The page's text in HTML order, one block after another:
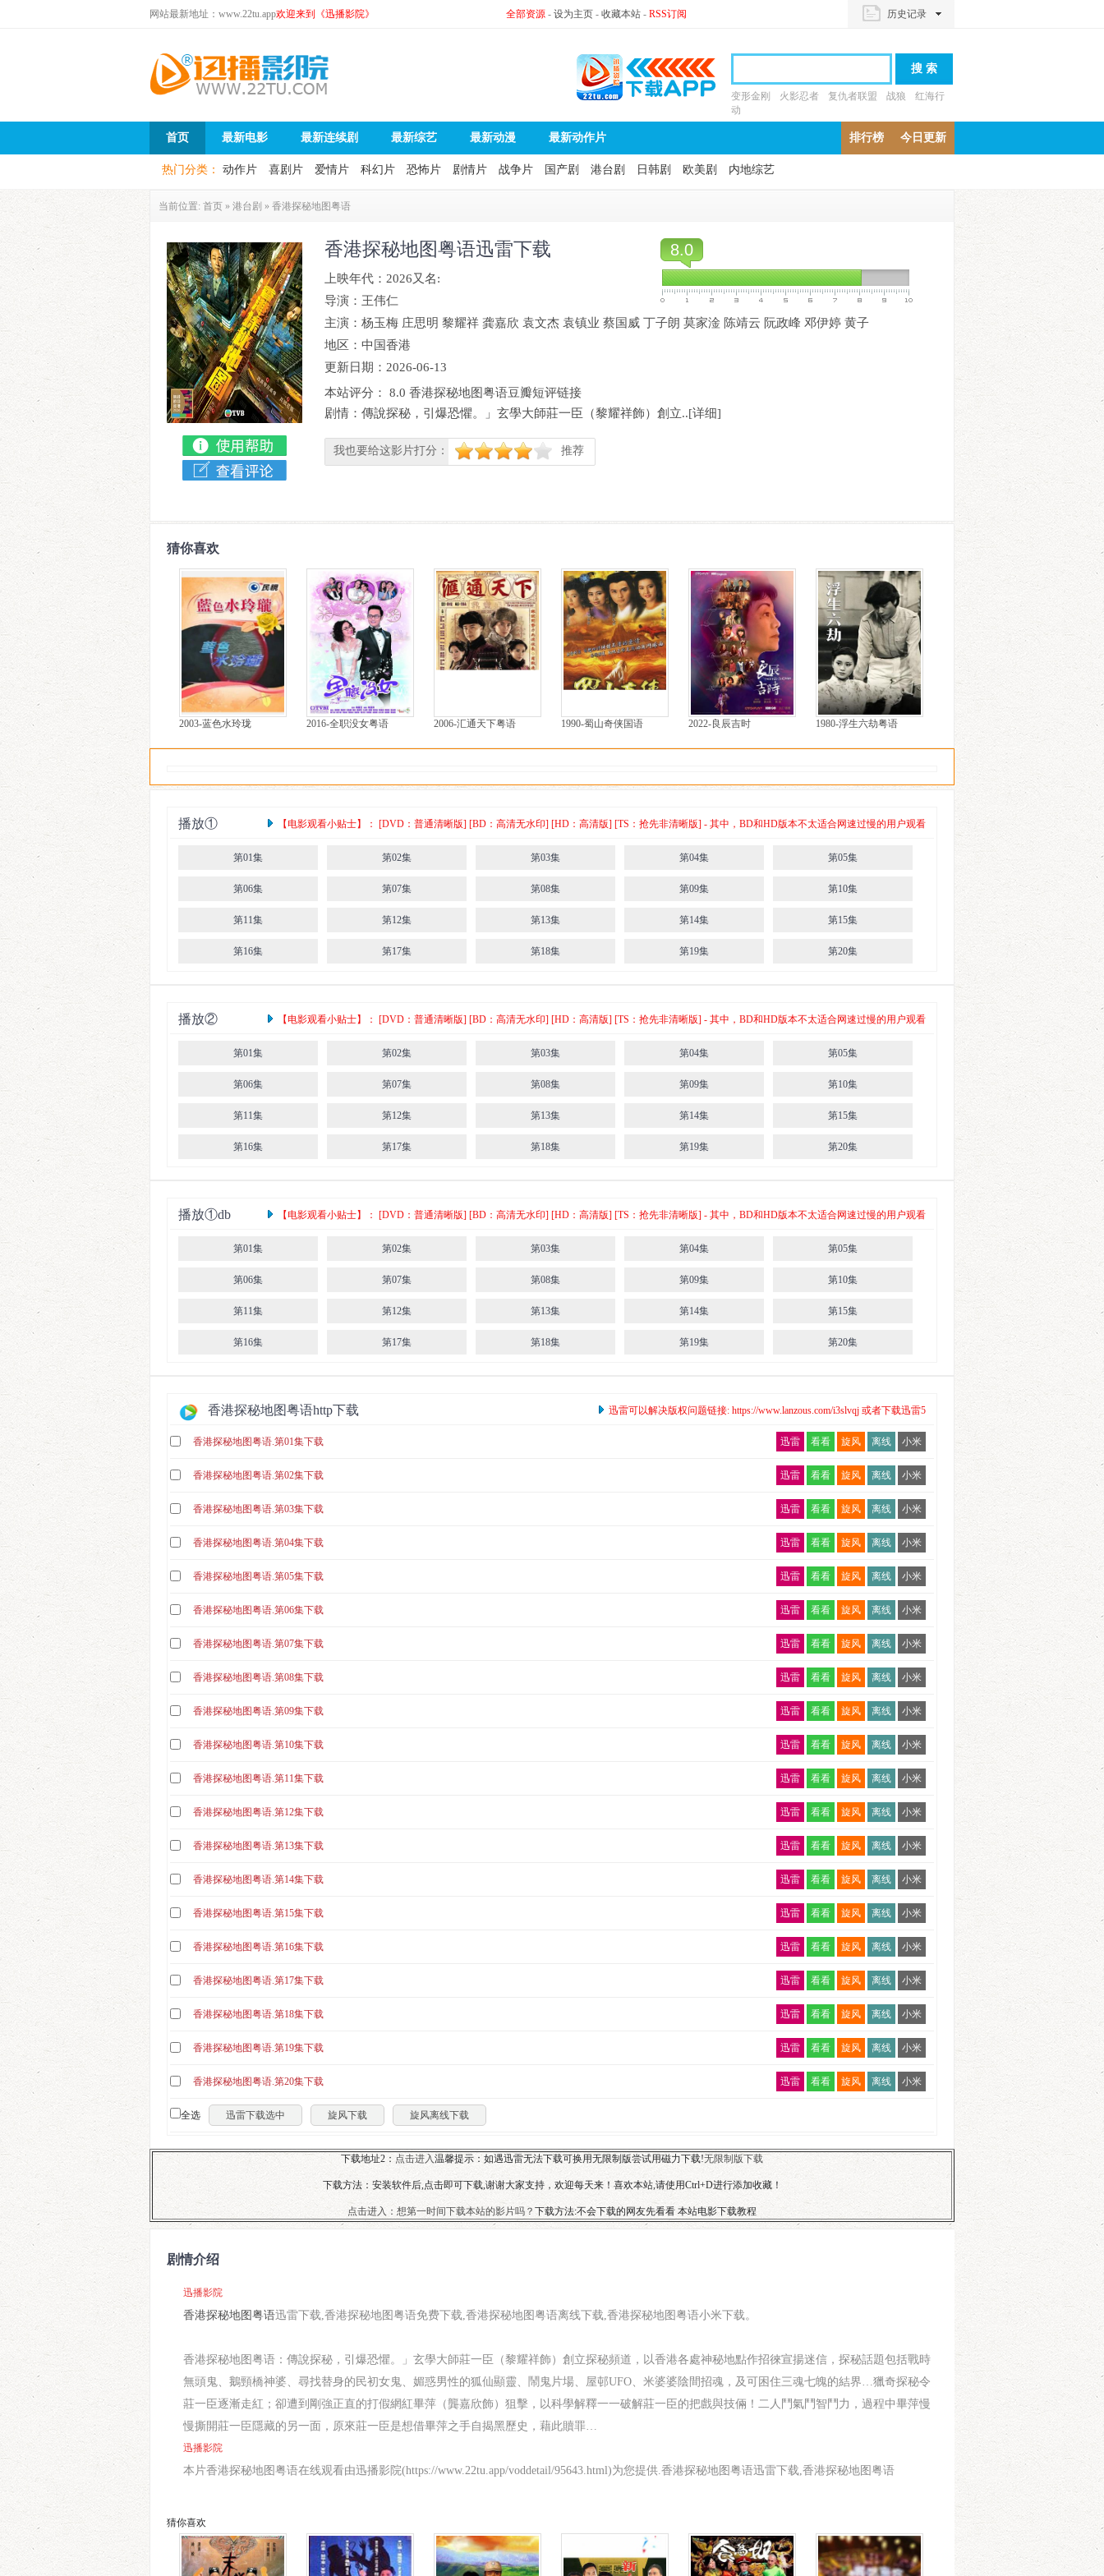
网站最新地址：www.22tu.app欢迎来到《迅播影院》 全部资源 - 设为主页 - 收藏本站 - RSS订阅 历史记录
变形金刚 火影忍者 复仇者联盟 战狼
红海行
动
首页 最新电影 最新连续剧 最新综艺 最新动漫 最新动作片 排行榜 今日更新
热门分类： 动作片 喜剧片 爱情片 科幻片 恐怖片 剧情片 战争片 国产剧 港台剧 日韩剧 欧美剧 内地综艺
当前位置: 首页 » 港台剧 » 香港探秘地图粤语
香港探秘地图粤语迅雷下载
上映年代： 2026又名:
导演： 王伟仁
主演： 杨玉梅 庄思明 黎耀祥 龚嘉欣 袁文杰 袁镇业 蔡国威 丁子朗 莫家淦 陈靖云 阮政峰 邓伊婷 黄子
地区： 中国香港
更新日期： 2026-06-13
本站评分：
8.0 香港探秘地图粤语豆瓣短评链接
剧情： 傳說探秘，引爆恐懼。」玄學大師莊一臣（黎耀祥飾）創立..[详细]
我也要给这影片打分：
很差较差还行推荐力荐 推荐
8.0
猜你喜欢
2003-蓝色水玲珑 2016-全职没女粤语 2006-汇通天下粤语 1990-蜀山奇侠国语 2022-良辰吉时 1980-浮生六劫粤语
播放① 【电影观看小贴士】： [DVD：普通清晰版] [BD：高清无水印] [HD：高清版] [TS：抢先非清晰版] - 其中，BD和HD版本不太适合网速过慢的用户观看
第01集 第02集 第03集 第04集 第05集
第06集 第07集 第08集 第09集 第10集
第11集 第12集 第13集 第14集 第15集
第16集 第17集 第18集 第19集 第20集
播放② 【电影观看小贴士】： [DVD：普通清晰版] [BD：高清无水印] [HD：高清版] [TS：抢先非清晰版] - 其中，BD和HD版本不太适合网速过慢的用户观看
第01集 第02集 第03集 第04集 第05集
第06集 第07集 第08集 第09集 第10集
第11集 第12集 第13集 第14集 第15集
第16集 第17集 第18集 第19集 第20集
播放①db 【电影观看小贴士】： [DVD：普通清晰版] [BD：高清无水印] [HD：高清版] [TS：抢先非清晰版] - 其中，BD和HD版本不太适合网速过慢的用户观看
第01集 第02集 第03集 第04集 第05集
第06集 第07集 第08集 第09集 第10集
第11集 第12集 第13集 第14集 第15集
第16集 第17集 第18集 第19集 第20集
香港探秘地图粤语http下载 迅雷可以解决版权问题链接: https://www.lanzous.com/i3slvqj 或者下载迅雷5
香港探秘地图粤语.第01集下载 迅雷 看看 旋风 离线 小米
香港探秘地图粤语.第02集下载 迅雷 看看 旋风 离线 小米
香港探秘地图粤语.第03集下载 迅雷 看看 旋风 离线 小米
香港探秘地图粤语.第04集下载 迅雷 看看 旋风 离线 小米
香港探秘地图粤语.第05集下载 迅雷 看看 旋风 离线 小米
香港探秘地图粤语.第06集下载 迅雷 看看 旋风 离线 小米
香港探秘地图粤语.第07集下载 迅雷 看看 旋风 离线 小米
香港探秘地图粤语.第08集下载 迅雷 看看 旋风 离线 小米
香港探秘地图粤语.第09集下载 迅雷 看看 旋风 离线 小米
香港探秘地图粤语.第10集下载 迅雷 看看 旋风 离线 小米
香港探秘地图粤语.第11集下载 迅雷 看看 旋风 离线 小米
香港探秘地图粤语.第12集下载 迅雷 看看 旋风 离线 小米
香港探秘地图粤语.第13集下载 迅雷 看看 旋风 离线 小米
香港探秘地图粤语.第14集下载 迅雷 看看 旋风 离线 小米
香港探秘地图粤语.第15集下载 迅雷 看看 旋风 离线 小米
香港探秘地图粤语.第16集下载 迅雷 看看 旋风 离线 小米
香港探秘地图粤语.第17集下载 迅雷 看看 旋风 离线 小米
香港探秘地图粤语.第18集下载 迅雷 看看 旋风 离线 小米
香港探秘地图粤语.第19集下载 迅雷 看看 旋风 离线 小米
香港探秘地图粤语.第20集下载 迅雷 看看 旋风 离线 小米
全选 迅雷下载选中 旋风下载 旋风离线下载
下载地址2： 点击进入温馨提示：如遇迅雷无法下载可换用无限制版尝试用磁力下载!无限制版下载
下载方法：安装软件后,点击即可下载,谢谢大家支持，欢迎每天来！喜欢本站,请使用Ctrl+D进行添加收藏！
点击进入：想第一时间下载本站的影片吗？ 下载方法:不会下载的网友先看看 本站电影下载教程
剧情介绍
迅播影院
香港探秘地图粤语迅雷下载,香港探秘地图粤语免费下载,香港探秘地图粤语离线下载,香港探秘地图粤语小米下载。
香港探秘地图粤语：傳說探秘，引爆恐懼。」玄學大師莊一臣（黎耀祥飾）創立探秘頻道，以香港各處神秘地點作招徠宣揚迷信，探秘話題包括戰時
無頭鬼、鵝頸橋神婆、尋找替身的民初女鬼、媚惑男性的狐仙顯靈、鬧鬼片場、屋邨UFO、米婆婆陰間招魂，及可困住三魂七魄的結界…獵奇探秘令
莊一臣逐漸走紅；卻遭到剛強正直的打假網紅畢萍（龔嘉欣飾）狙擊，以科學解釋一一破解莊一臣的把戲與技倆！二人鬥氣鬥智鬥力，過程中畢萍慢
慢撕開莊一臣隱藏的另一面，原來莊一臣是想借畢萍之手自揭黑歷史，藉此贖罪…
迅播影院
本片香港探秘地图粤语在线观看由迅播影院(https://www.22tu.app/voddetail/95643.html)为您提供.香港探秘地图粤语迅雷下载,香港探秘地图粤语
猜你喜欢